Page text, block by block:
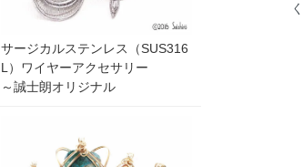
サージカルステンレス（SUS316
L）ワイヤーアクセサリー
～誠士朗オリジナル